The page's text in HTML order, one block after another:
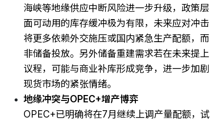
海峡等地缘供应中断风险进一步升级，政策层
面可动用的库存缓冲极为有限，未来应对冲击
将更多依赖外交施压或国内紧急生产配额，而
非储备投放。另外储备重建需求若在未来提上
议程，可能与商业补库形成竞争，进一步加剧
现货市场的紧张情绪。
地缘冲突与OPEC+增产博弈
OPEC+已明确将在7月继续上调产量配额，试